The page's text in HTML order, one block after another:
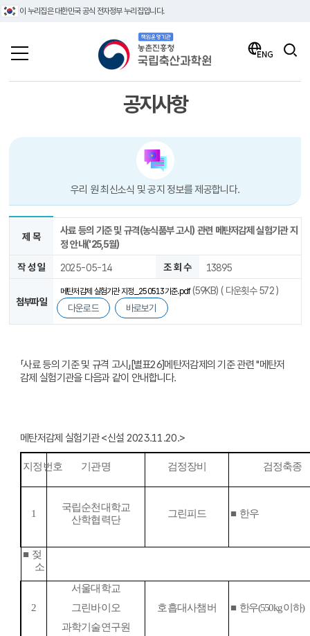
이 누리집은 대한민국 공식 전자정부 누리집입니다.
책임운영기관 농촌진흥청 국립축산과학원
공지사항
우리 원 최신소식 및 공지 정보를 제공합니다.
제 목
사료 등의 기준 및 규격(농식품부 고시) 관련 메탄저감제 실험기관 지
정 안내('25,5월)
작 성 일 2025-05-14 조 회 수 13895
첨부파일
메탄저감제 실험기관 지정_250513기준.pdf(59KB) ( 다운횟수 572 )
다운로드 바로보기
「사료 등의 기준 및 규격 고시」[별표26]메탄저감제의 기준 관련 "메탄저
감제 실험기관을 다음과 같이 안내합니다.
메탄저감제 실험기관 <신설 2023.11.20.>
지정번호 기관명 검정장비 검정축종
1
국립순천대학교
산학협력단
그린피드 ■ 한우
■ 젖
소
2
서울대학교
그린바이오
과학기술연구원
호흡대사챔버 ■ 한우(550kg이하)